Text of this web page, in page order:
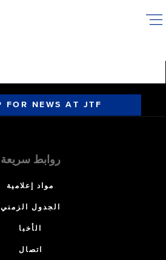
FOR NEWS AT JTF
روابط سريعة
مواد إعلامية
الجدول الزمني
الأخبا
اتصال